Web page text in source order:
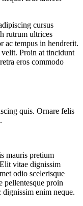
cursus
rutrum ultrices
ac tempus in hendrerit.
velit. Proin at tincidunt
eros commodo
quis. Ornare felis
mauris pretium
vitae dignissim
odio scelerisque
pellentesque proin
enim neque.